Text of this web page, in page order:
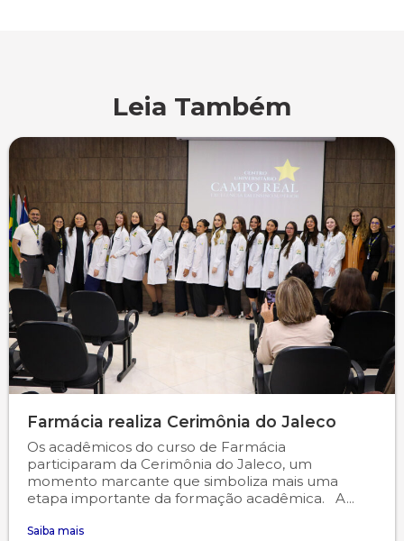
Leia Também
Farmácia realiza Cerimônia do Jaleco
Os acadêmicos do curso de Farmácia
participaram da Cerimônia do Jaleco, um
momento marcante que simboliza mais uma
etapa importante da formação acadêmica. A...
Saiba mais